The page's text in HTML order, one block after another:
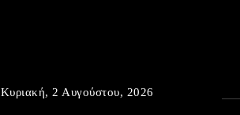
Κυριακή, 2 Αυγούστου, 2026